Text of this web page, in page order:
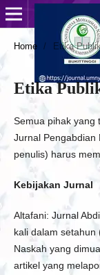
Home / Etika
Etika
Semua pihak yang
Jurnal Pengabdian
penulis) harus
Kebijakan Jurnal
Altafani: Jurnal
kali dalam setahun
Naskah yang
artikel yang